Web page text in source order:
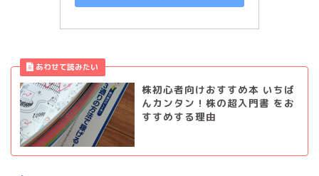
株初心者向けおすすめ本 いちば
んカンタン！株の超入門書 をお
すすめする理由